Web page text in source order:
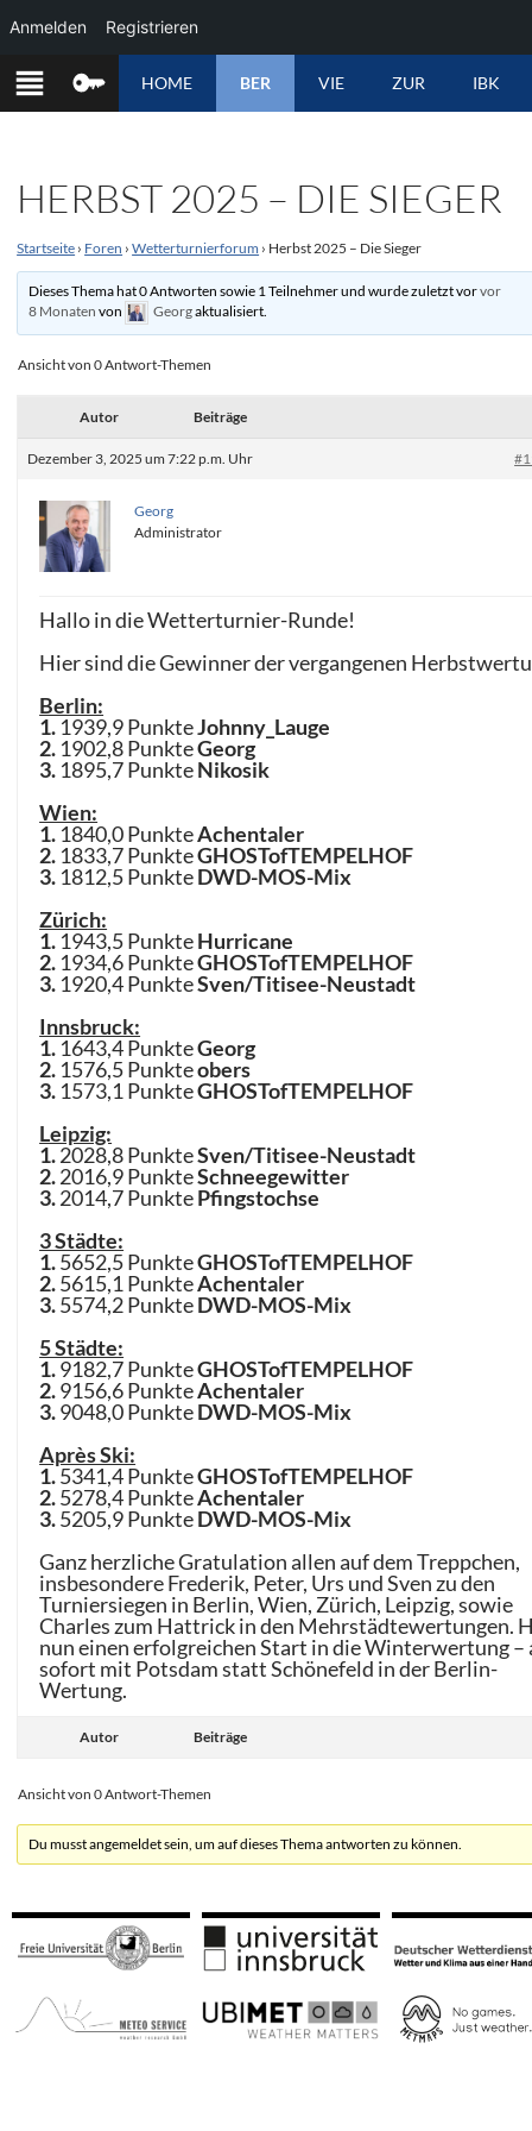
ZUM
INHALT
HOME BER VIE ZUR IBK
HERBST 2025 – DIE SIEGER
Startseite › Foren › Wetterturnierforum › Herbst 2025 – Die Sieger
Dieses Thema hat 0 Antworten sowie 1 Teilnehmer und wurde zuletzt vorvor
8 Monaten von Georgaktualisiert.
Ansicht von 0 Antwort-Themen
Autor Beiträge
Dezember 3, 2025 um 7:22 p.m. Uhr
Georg
Administrator
Hallo in die Wetterturnier-Runde!
Hier sind die Gewinner der vergangenen
Berlin:
1. 1939,9 PunkteJohnny_Lauge
2. 1902,8 PunkteGeorg
3. 1895,7 PunkteNikosik
Wien:
1. 1840,0 PunkteAchentaler
2. 1833,7 PunkteGHOSTofTEMPELHOF
3. 1812,5 PunkteDWD-MOS-Mix
Zürich:
1. 1943,5 PunkteHurricane
2. 1934,6 PunkteGHOSTofTEMPELHOF
3. 1920,4 PunkteSven/Titisee-Neustadt
Innsbruck:
1. 1643,4 PunkteGeorg
2. 1576,5 Punkteobers
3. 1573,1 PunkteGHOSTofTEMPELHOF
Leipzig:
1.2028,8 PunkteSven/Titisee-Neustadt
2.2016,9 PunkteSchneegewitter
3.2014,7 PunktePfingstochse
3 Städte:
1.5652,5 PunkteGHOSTofTEMPELHOF
2.5615,1 PunkteAchentaler
3.5574,2 PunkteDWD-MOS-Mix
5 Städte:
1.9182,7 PunkteGHOSTofTEMPELHOF
2.9156,6 PunkteAchentaler
3.9048,0 PunkteDWD-MOS-Mix
Après Ski:
1.5341,4 PunkteGHOSTofTEMPELHOF
2.5278,4 PunkteAchentaler
3.5205,9 PunkteDWD-MOS-Mix
Ganz herzliche Gratulation allen auf dem Treppchen,
insbesondere Frederik, Peter, Urs und Sven zu den
Turniersiegen in Berlin, Wien, Zürich, Leipzig, sowie
Charles zum Hattrick in den Mehrstädtewertungen.
nun einen erfolgreichen Start in die Winterwertung –
sofort mit Potsdam statt Schönefeld in der Berlin-
Wertung.
Autor Beiträge
Ansicht von 0 Antwort-Themen
Du musst angemeldet sein, um auf dieses Thema antworten zu können.
Anmelden Registrieren